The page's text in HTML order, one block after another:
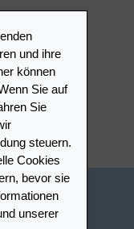
finden
und ihre
können
Sie auf
Sie
steuern.
Cookies
bevor sie
unserer